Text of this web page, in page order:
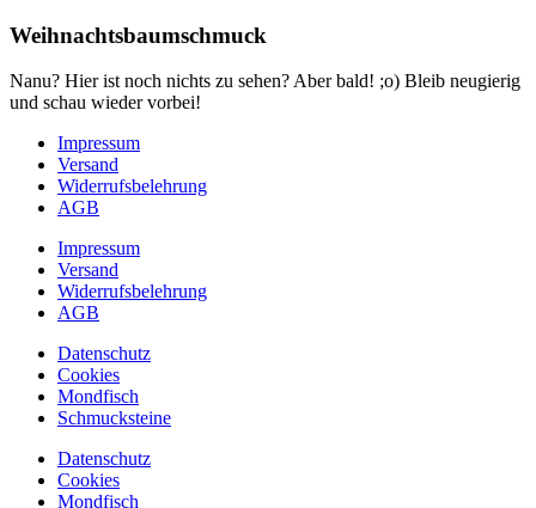
Weihnachtsbaumschmuck
Nanu? Hier ist noch nichts zu sehen? Aber bald! ;o) Bleib neugierig
und schau wieder vorbei!
Impressum
Versand
Widerrufsbelehrung
AGB
Impressum
Versand
Widerrufsbelehrung
AGB
Datenschutz
Cookies
Mondfisch
Schmucksteine
Datenschutz
Cookies
Mondfisch